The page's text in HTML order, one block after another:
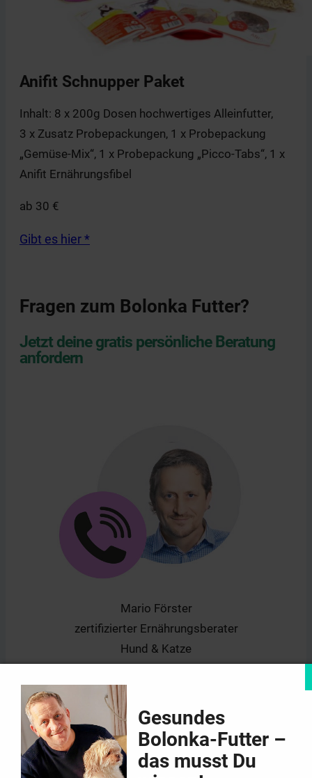
Anifit Schnupper Paket
Inhalt: 8 x 200g Dosen hochwertiges Alleinfutter,
3 x Zusatz Probepackungen, 1 x Probepackung
„Gemüse-Mix“, 1 x Probepackung „Picco-Tabs“, 1 x
Anifit Ernährungsfibel
ab 30 €
Gibt es hier *
Fragen zum Bolonka Futter?
Jetzt deine gratis persönliche Beratung
anfordern
Mario Förster
zertifizierter Ernährungsberater
Hund & Katze
Gesundes
Bolonka-Futter –
das musst Du